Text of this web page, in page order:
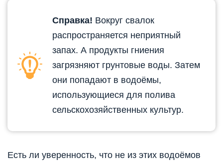
Справка! Вокруг свалок
распространяется неприятный
запах. А продукты гниения
загрязняют грунтовые воды. Затем
они попадают в водоёмы,
использующиеся для полива
сельскохозяйственных культур.
Есть ли уверенность, что не из этих водоёмов